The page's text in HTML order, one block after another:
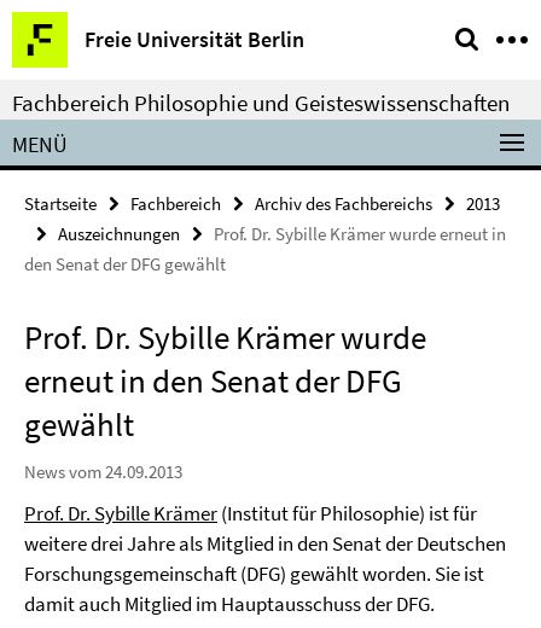
Springe
direkt
zu
Inhalt
Freie Universität Berlin
Service-
Navigation
Fachbereich Philosophie und Geisteswissenschaften
MENÜ
Startseite Fachbereich Archiv des Fachbereichs
2013
Auszeichnungen
Prof. Dr. Sybille Krämer wurde erneut in
den Senat der DFG gewählt
Prof. Dr. Sybille Krämer wurde
erneut in den Senat der DFG
gewählt
News vom 24.09.2013
Prof. Dr. Sybille Krämer(Institut für Philosophie) ist für
weitere drei Jahre als Mitglied in den Senat der Deutschen
Forschungsgemeinschaft (DFG) gewählt worden. Sie ist
damit auch Mitglied im Hauptausschuss der DFG.